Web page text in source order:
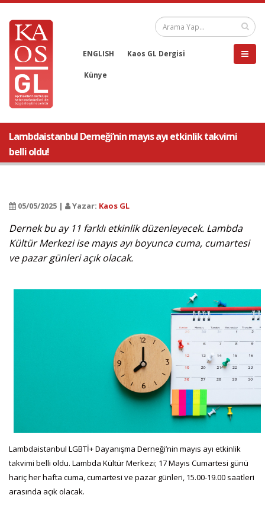
ENGLISH Kaos GL Dergisi
Künye
Lambdaistanbul Derneği’nin mayıs ayı etkinlik takvimi
belli oldu!
05/05/2025 | Yazar: Kaos GL
Dernek bu ay 11 farklı etkinlik düzenleyecek. Lambda
Kültür Merkezi ise mayıs ayı boyunca cuma, cumartesi
ve pazar günleri açık olacak.
Lambdaistanbul LGBTİ+ Dayanışma Derneği’nin mayıs ayı etkinlik
takvimi belli oldu. Lambda Kültür Merkezi; 17 Mayıs Cumartesi günü
hariç her hafta cuma, cumartesi ve pazar günleri, 15.00-19.00 saatleri
arasında açık olacak.